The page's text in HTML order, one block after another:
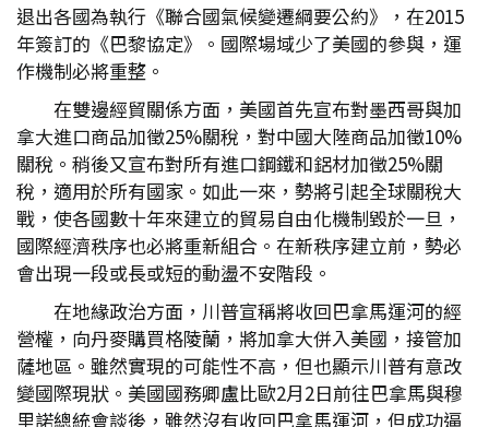
退出各國為執行《聯合國氣候變遷綱要公約》，在2015
年簽訂的《巴黎協定》。國際場域少了美國的參與，運
作機制必將重整。
在雙邊經貿關係方面，美國首先宣布對墨西哥與加
拿大進口商品加徵25%關稅，對中國大陸商品加徵10%
關稅。稍後又宣布對所有進口鋼鐵和鋁材加徵25%關
稅，適用於所有國家。如此一來，勢將引起全球關稅大
戰，使各國數十年來建立的貿易自由化機制毀於一旦，
國際經濟秩序也必將重新組合。在新秩序建立前，勢必
會出現一段或長或短的動盪不安階段。
在地緣政治方面，川普宣稱將收回巴拿馬運河的經
營權，向丹麥購買格陵蘭，將加拿大併入美國，接管加
薩地區。雖然實現的可能性不高，但也顯示川普有意改
變國際現狀。美國國務卿盧比歐2月2日前往巴拿馬與穆
里諾總統會談後，雖然沒有收回巴拿馬運河，但成功逼